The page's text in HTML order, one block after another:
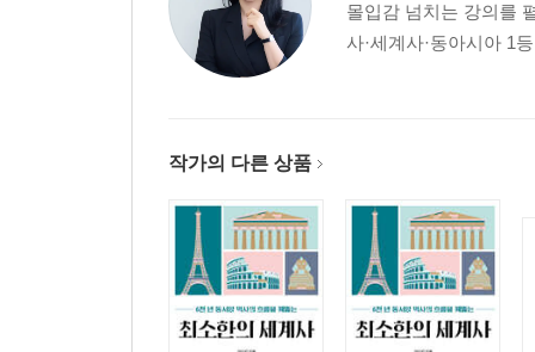
『최소한의 세계사』
| 들어가는 말 | 흩어진 지식의 흐름을 꿰어주는 첫
고대 그리스: 지중해 세계의 시작
알렉산드로스 제국과 헬레니즘: 세계 시민주의의
로마 제국: 공화정에서 제정으로, 팍스 로마나의 길
2장 서양 중세사
몰입감 넘치는 강의를
사·세계사·동아시아 1
작가의 다른 상품